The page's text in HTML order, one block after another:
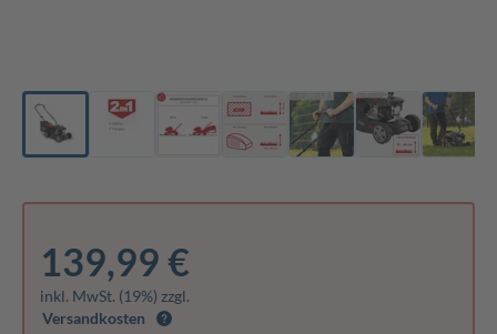
139,99 €
inkl. MwSt. (19%) zzgl.
Versandkosten